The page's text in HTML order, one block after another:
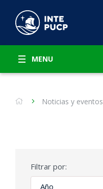
MENU
Noticias y eventos
Filtrar por: